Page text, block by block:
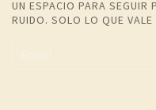
UN ESPACIO PARA SEGUIR
RUIDO. SOLO LO QUE VALE